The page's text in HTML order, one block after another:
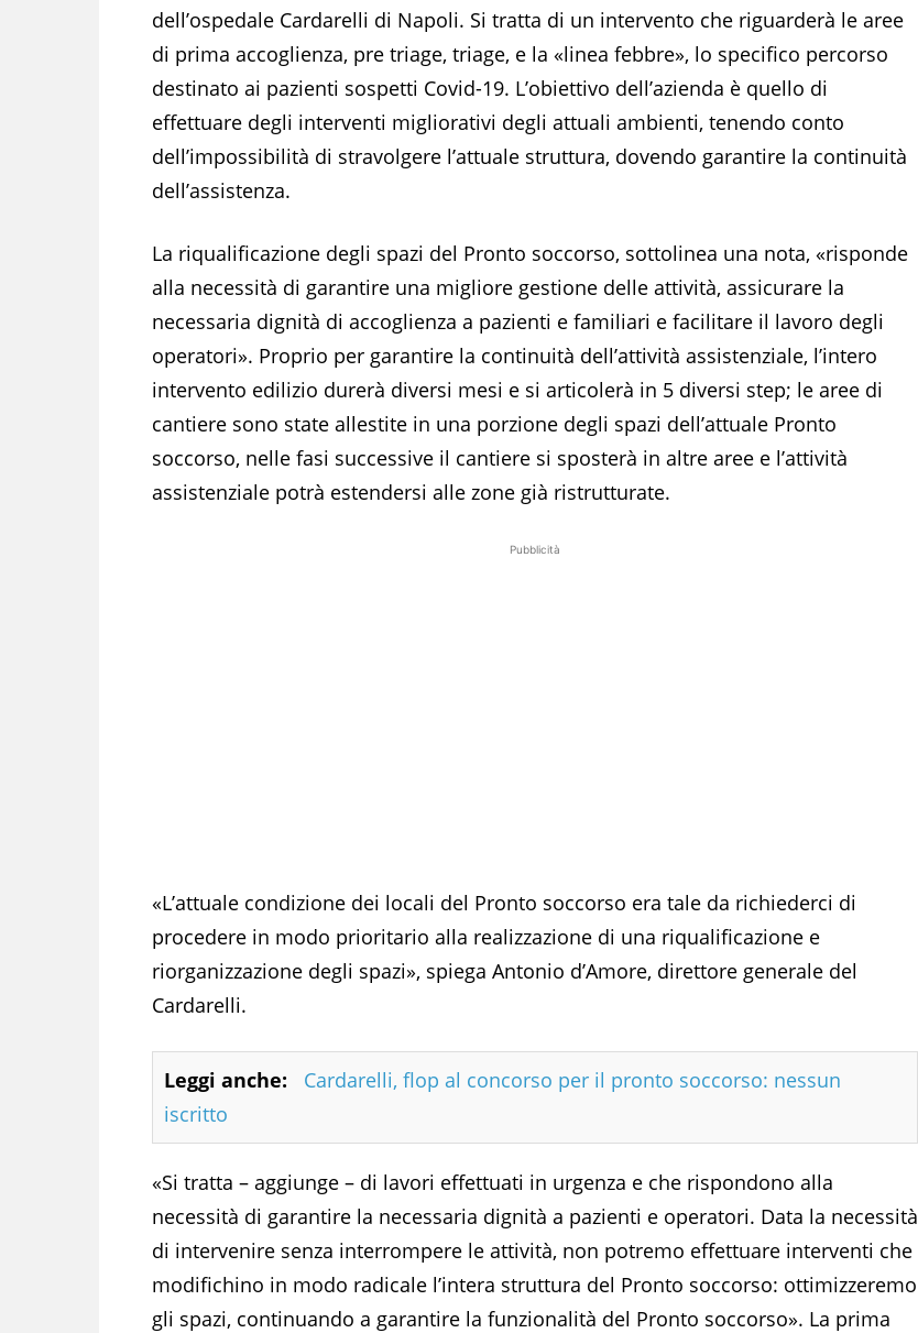
dell’ospedale Cardarelli di Napoli. Si tratta di un intervento che riguarderà le aree
di prima accoglienza, pre triage, triage, e la «linea febbre», lo specifico percorso
destinato ai pazienti sospetti Covid-19. L’obiettivo dell’azienda è quello di
effettuare degli interventi migliorativi degli attuali ambienti, tenendo conto
dell’impossibilità di stravolgere l’attuale struttura, dovendo garantire la continuità
dell’assistenza.
La riqualificazione degli spazi del Pronto soccorso, sottolinea una nota, «risponde
alla necessità di garantire una migliore gestione delle attività, assicurare la
necessaria dignità di accoglienza a pazienti e familiari e facilitare il lavoro degli
operatori». Proprio per garantire la continuità dell’attività assistenziale, l’intero
intervento edilizio durerà diversi mesi e si articolerà in 5 diversi step; le aree di
cantiere sono state allestite in una porzione degli spazi dell’attuale Pronto
soccorso, nelle fasi successive il cantiere si sposterà in altre aree e l’attività
assistenziale potrà estendersi alle zone già ristrutturate.
Pubblicità
«L’attuale condizione dei locali del Pronto soccorso era tale da richiederci di
procedere in modo prioritario alla realizzazione di una riqualificazione e
riorganizzazione degli spazi», spiega Antonio d’Amore, direttore generale del
Cardarelli.
Leggi anche:
Cardarelli, flop al concorso per il pronto soccorso: nessun
iscritto
«Si tratta – aggiunge – di lavori effettuati in urgenza e che rispondono alla
necessità di garantire la necessaria dignità a pazienti e operatori. Data la necessità
di intervenire senza interrompere le attività, non potremo effettuare interventi che
modifichino in modo radicale l’intera struttura del Pronto soccorso: ottimizzeremo
gli spazi, continuando a garantire la funzionalità del Pronto soccorso». La prima